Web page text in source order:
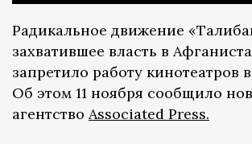
Радикальное движение
захватившее власть в
запретило работу кинотеатров
Об этом 11 ноября сообщило
агентство Associated Press.